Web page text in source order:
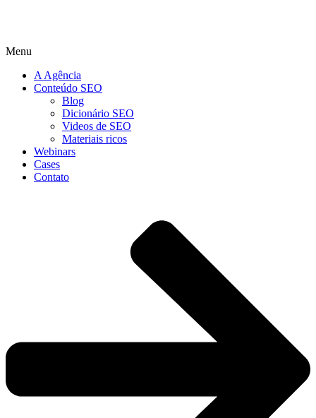
Menu
A Agência
Conteúdo SEO
Blog
Dicionário SEO
Videos de SEO
Materiais ricos
Webinars
Cases
Contato